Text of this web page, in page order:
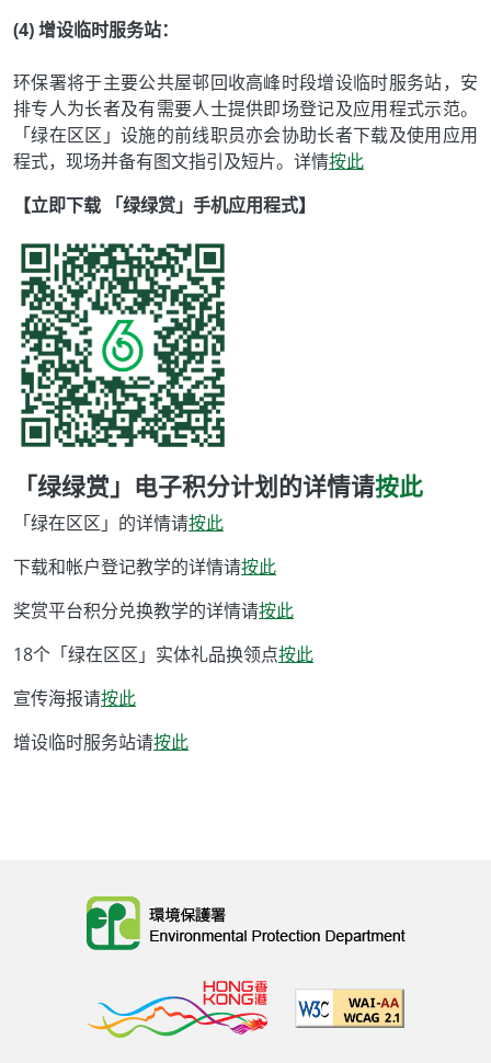
(4) 增设临时服务站：
环保署将于主要公共屋邨回收高峰时段增设临时服务站，安
排专人为长者及有需要人士提供即场登记及应用程式示范。
「绿在区区」设施的前线职员亦会协助长者下载及使用应用
程式，现场并备有图文指引及短片。详情按此
【立即下载 「绿绿赏」手机应用程式】
「绿绿赏」电子积分计划的详情请按此
「绿在区区」的详情请按此
下载和帐户登记教学的详情请按此
奖赏平台积分兑换教学的详情请按此
18个「绿在区区」实体礼品换领点按此
宣传海报请按此
增设临时服务站请按此